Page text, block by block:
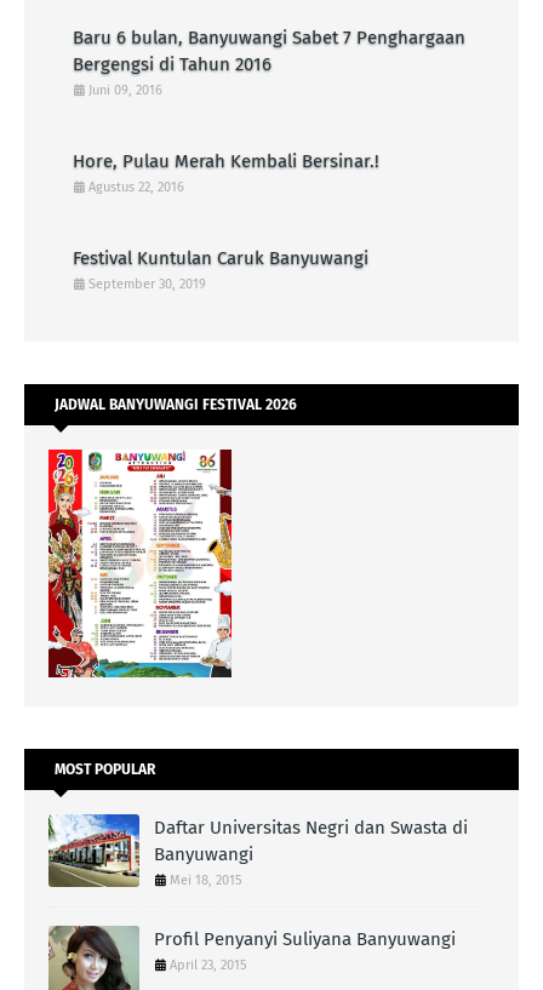
Baru 6 bulan, Banyuwangi Sabet 7 Penghargaan
Bergengsi di Tahun 2016
Juni 09, 2016
Hore, Pulau Merah Kembali Bersinar.!
Agustus 22, 2016
Festival Kuntulan Caruk Banyuwangi
September 30, 2019
JADWAL BANYUWANGI FESTIVAL 2026
MOST POPULAR
Daftar Universitas Negri dan Swasta di
Banyuwangi
Mei 18, 2015
Profil Penyanyi Suliyana Banyuwangi
April 23, 2015